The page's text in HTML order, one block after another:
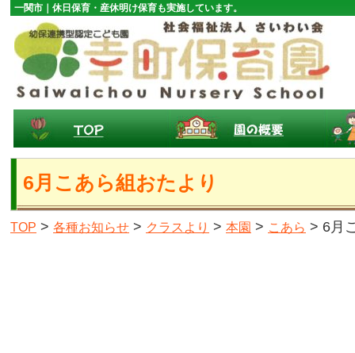
一関市｜休日保育・産休明け保育も実施しています。
6月こあら組おたより
TOP > 各種お知らせ > クラスより > 本園 > こあら > 6月